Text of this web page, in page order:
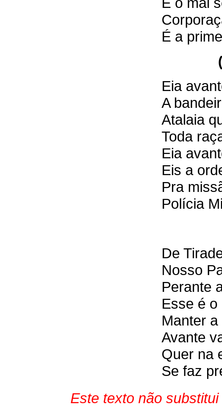
É a
Eia
A
Atalaia
Toda
Eia
Eis a
Pra
Polícia
De
Nosso
Perante
Esse é
Manter
Avante
Quer na
Se faz
Este texto não